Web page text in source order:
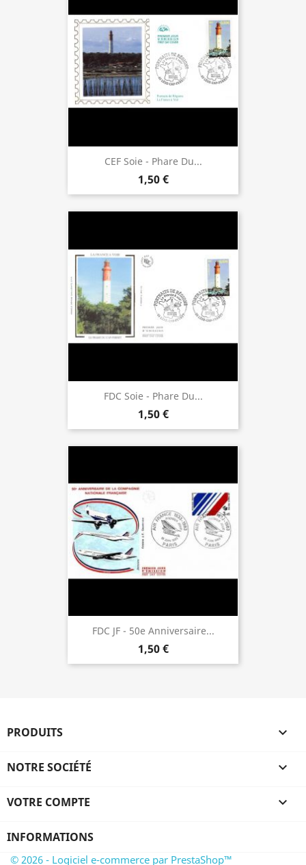
CEF Soie - Phare Du...
1,50 €
FDC Soie - Phare Du...
1,50 €
FDC JF - 50e Anniversaire...
1,50 €
PRODUITS 
NOTRE SOCIÉTÉ 
VOTRE COMPTE 
INFORMATIONS
© 2026 - Logiciel e-commerce par PrestaShop™